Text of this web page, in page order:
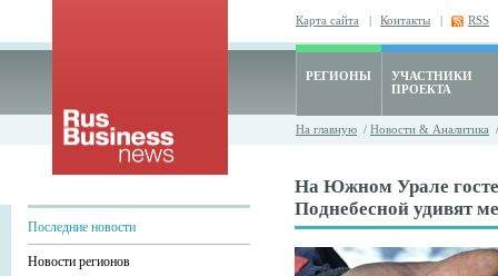
Карта сайта | Контакты | RSS
РЕГИОНЫ
УЧАСТНИКИ
ПРОЕКТА
На главную / Новости & Аналитика
Последние новости
Новости регионов
На Южном Урале
Поднебесной удивят